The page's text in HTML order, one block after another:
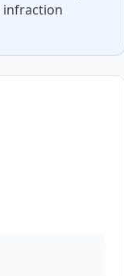
infraction